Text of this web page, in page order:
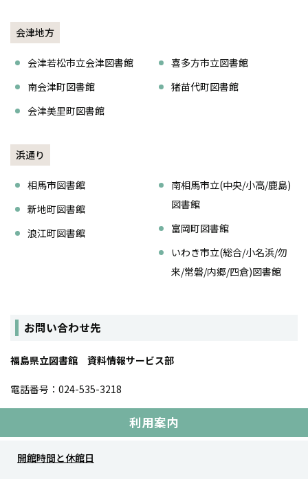
利用案内
開館時間と休館日
会津地方
会津若松市立会津図書館
南会津町図書館
会津美里町図書館
喜多方市立図書館
猪苗代町図書館
浜通り
相馬市図書館
新地町図書館
浪江町図書館
南相馬市立(中央/小高/鹿島)
図書館
富岡町図書館
いわき市立(総合/小名浜/勿
来/常磐/内郷/四倉)図書館
お問い合わせ先
福島県立図書館 資料情報サービス部
電話番号：024-535-3218